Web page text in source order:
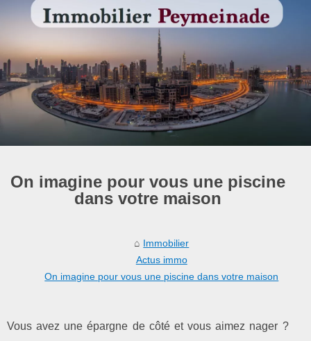
On imagine pour vous une piscine
dans votre maison
Immobilier
Actus immo
On imagine pour vous une piscine dans votre maison
Vous avez une épargne de côté et vous aimez nager ?